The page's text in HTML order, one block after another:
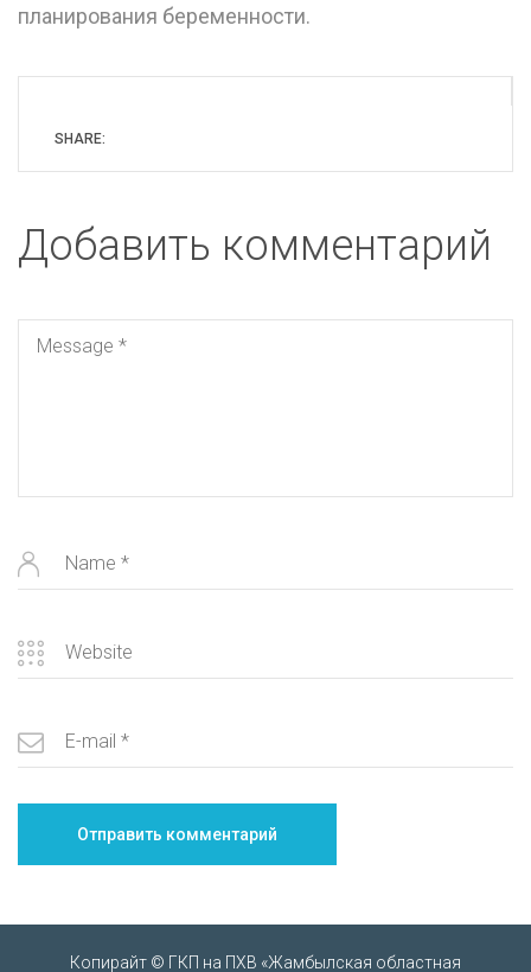
планирования беременности.
SHARE:
Добавить комментарий
Копирайт © ГКП на ПХВ «Жамбылская областная